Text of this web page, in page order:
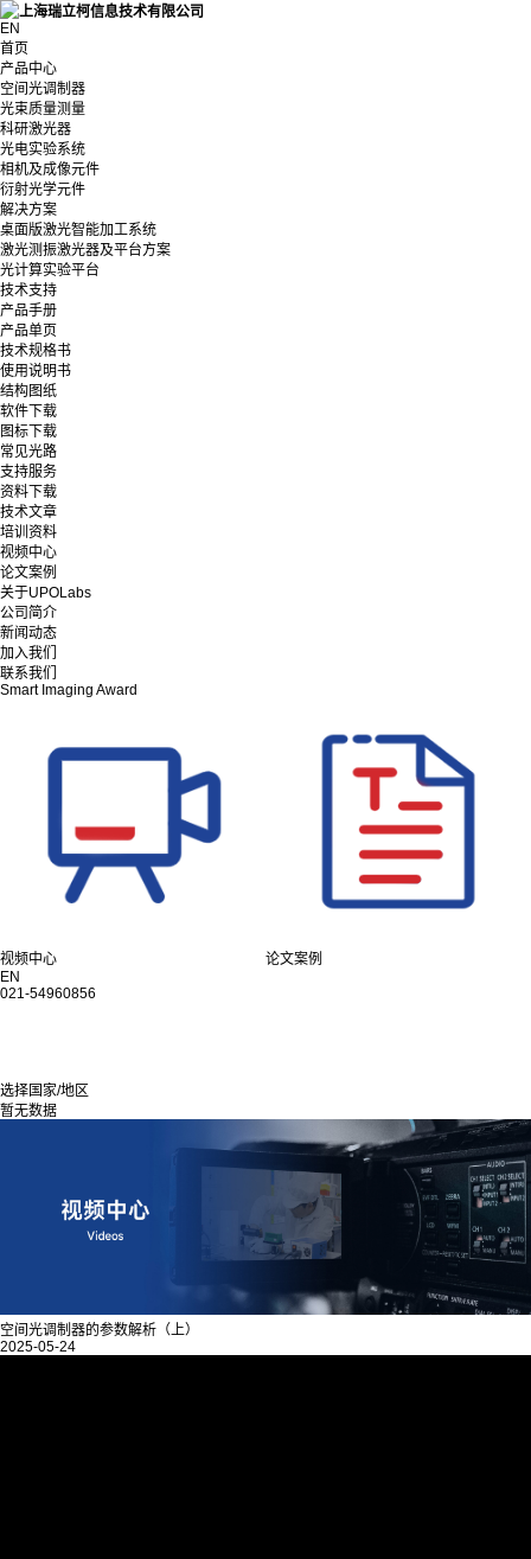
EN
首页
产品中心
空间光调制器
光束质量测量
科研激光器
光电实验系统
相机及成像元件
衍射光学元件
解决方案
桌面版激光智能加工系统
激光测振激光器及平台方案
光计算实验平台
技术支持
产品手册
产品单页
技术规格书
使用说明书
结构图纸
软件下载
图标下载
常见光路
支持服务
资料下载
技术文章
培训资料
视频中心
论文案例
关于UPOLabs
公司简介
新闻动态
加入我们
联系我们
Smart Imaging Award
视频中心
论文案例
EN
021-54960856
选择国家/地区
暂无数据
空间光调制器的参数解析（上）
2025-05-24